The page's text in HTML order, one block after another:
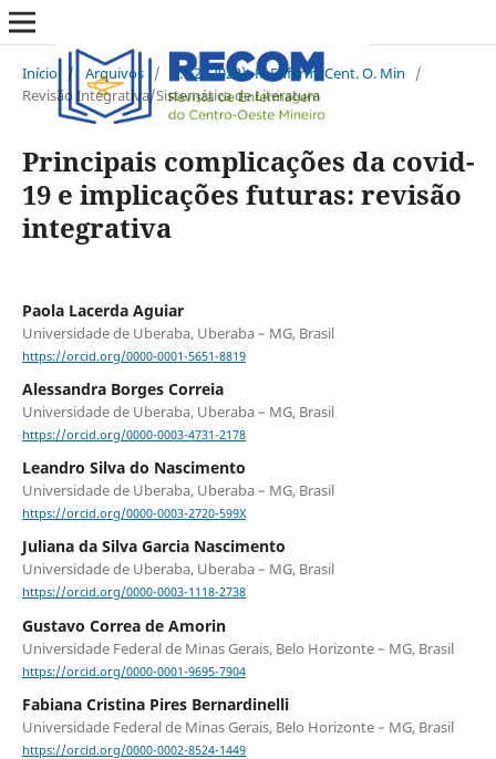
Início / Arquivos / v. 12 (2022): R. Enferm. Cent. O. Min
/
Revisão Integrativa/Sistemática de Literatura
Principais complicações da covid-
19 e implicações futuras: revisão
integrativa
Paola Lacerda Aguiar
Universidade de Uberaba, Uberaba – MG, Brasil
https://orcid.org/0000-0001-5651-8819
Alessandra Borges Correia
Universidade de Uberaba, Uberaba – MG, Brasil
https://orcid.org/0000-0003-4731-2178
Leandro Silva do Nascimento
Universidade de Uberaba, Uberaba – MG, Brasil
https://orcid.org/0000-0003-2720-599X
Juliana da Silva Garcia Nascimento
Universidade de Uberaba, Uberaba – MG, Brasil
https://orcid.org/0000-0003-1118-2738
Gustavo Correa de Amorin
Universidade Federal de Minas Gerais, Belo Horizonte – MG, Brasil
https://orcid.org/0000-0001-9695-7904
Fabiana Cristina Pires Bernardinelli
Universidade Federal de Minas Gerais, Belo Horizonte – MG, Brasil
https://orcid.org/0000-0002-8524-1449